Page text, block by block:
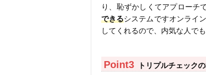
り、恥ずかしくてアプローチ
できるシステムですオンライ
してくれるので、内気な人で
トリプルチェック